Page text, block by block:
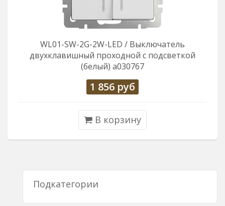
WL01-SW-2G-2W-LED / Выключатель
двухклавишный проходной с подсветкой
(белый) a030767
1 856 руб
В корзину
Подкатегории